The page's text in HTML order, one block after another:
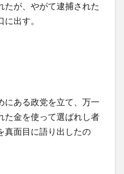
たが、やがて逮捕された
出す。
にある政党を立て、万一
た金を使って選ばれし者
真面目に語り出したの